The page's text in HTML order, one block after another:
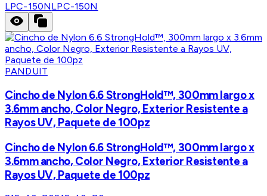
LPC-150NLPC-150N
PANDUIT
Cincho de Nylon 6.6 StrongHold™, 300mm largo x
3.6mm ancho, Color Negro, Exterior Resistente a
Rayos UV, Paquete de 100pz
Cincho de Nylon 6.6 StrongHold™, 300mm largo x
3.6mm ancho, Color Negro, Exterior Resistente a
Rayos UV, Paquete de 100pz